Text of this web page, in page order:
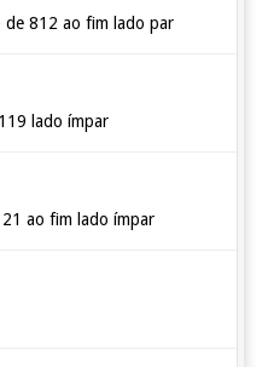
812 ao fim lado par
lado ímpar
ao fim lado ímpar